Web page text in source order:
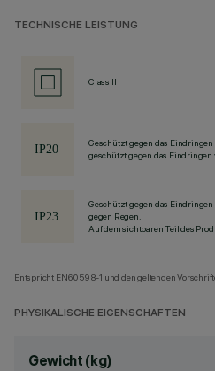
TECHNISCHE LEISTUNG
Class II
Geschützt gegen das
geschützt gegen das Eindringen
Geschützt gegen das
gegen Regen.
Auf dem sichtbaren Teil des
Entspricht EN60598-1 und den geltenden
PHYSIKALISCHE EIGENSCHAFTEN
Gewicht (kg)